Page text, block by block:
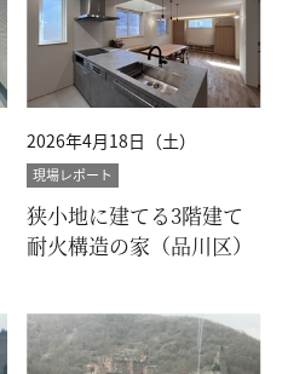
2026年4月18日（土）
現場レポート
狭小地に建てる3階建て
耐火構造の家（品川区）